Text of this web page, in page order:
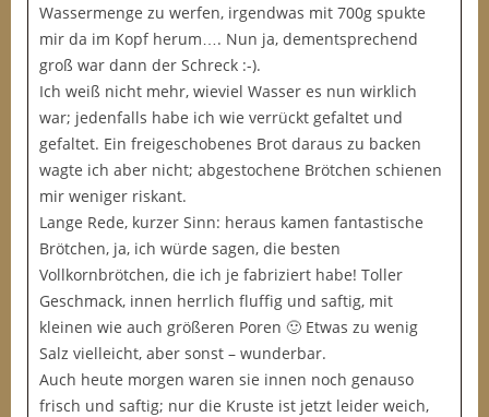
Wassermenge zu werfen, irgendwas mit 700g spukte
mir da im Kopf herum…. Nun ja, dementsprechend
groß war dann der Schreck :-).
Ich weiß nicht mehr, wieviel Wasser es nun wirklich
war; jedenfalls habe ich wie verrückt gefaltet und
gefaltet. Ein freigeschobenes Brot daraus zu backen
wagte ich aber nicht; abgestochene Brötchen schienen
mir weniger riskant.
Lange Rede, kurzer Sinn: heraus kamen fantastische
Brötchen, ja, ich würde sagen, die besten
Vollkornbrötchen, die ich je fabriziert habe! Toller
Geschmack, innen herrlich fluffig und saftig, mit
kleinen wie auch größeren Poren 🙂 Etwas zu wenig
Salz vielleicht, aber sonst – wunderbar.
Auch heute morgen waren sie innen noch genauso
frisch und saftig; nur die Kruste ist jetzt leider weich,